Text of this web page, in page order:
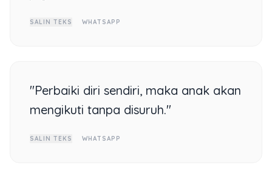
SALIN TEKS WHATSAPP
"Perbaiki diri sendiri, maka anak akan
mengikuti tanpa disuruh."
SALIN TEKS WHATSAPP